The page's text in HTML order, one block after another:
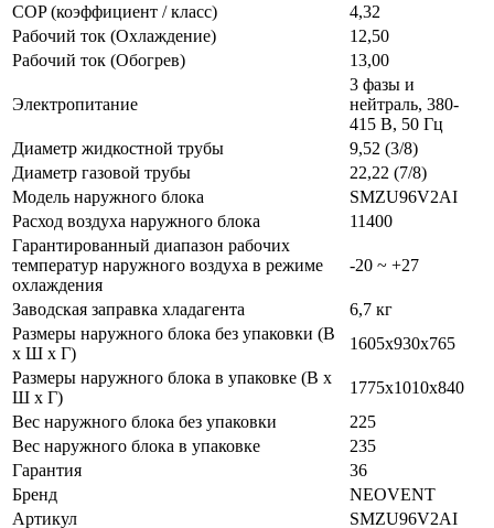
COP (коэффициент / класс)
4,32
Рабочий ток (Охлаждение)
12,50
Рабочий ток (Обогрев)
13,00
Электропитание
3 фазы и
нейтраль, 380-
415 В, 50 Гц
Диаметр жидкостной трубы
9,52 (3/8)
Диаметр газовой трубы
22,22 (7/8)
Модель наружного блока
SMZU96V2AI
Расход воздуха наружного блока
11400
Гарантированный диапазон рабочих
температур наружного воздуха в режиме
охлаждения
-20 ~ +27
Заводская заправка хладагента
6,7 кг
Размеры наружного блока без упаковки (В
х Ш х Г)
1605x930x765
Размеры наружного блока в упаковке (В х
Ш х Г)
1775x1010x840
Вес наружного блока без упаковки
225
Вес наружного блока в упаковке
235
Гарантия
36
Бренд
NEOVENT
Артикул
SMZU96V2AI